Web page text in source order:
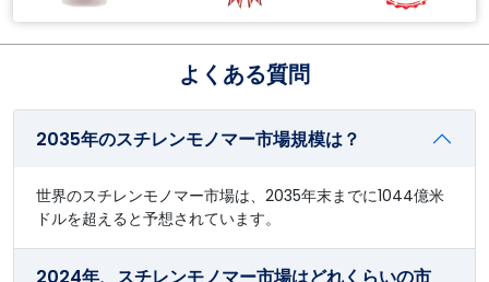
よくある質問
2035年のスチレンモノマー市場規模は？
世界のスチレンモノマー市場は、2035年末までに1044億米
ドルを超えると予想されています。